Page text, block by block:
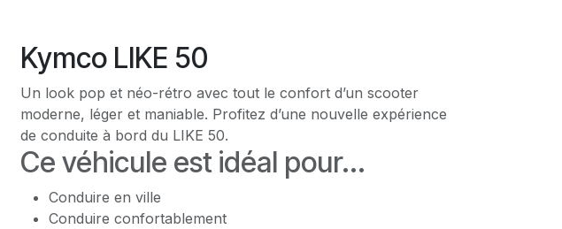
Kymco LIKE 50
Un look pop et néo-rétro avec tout le confort d’un scooter
moderne, léger et maniable. Profitez d’une nouvelle expérience
de conduite à bord du LIKE 50.
Ce véhicule est idéal pour...
Conduire en ville
Conduire confortablement